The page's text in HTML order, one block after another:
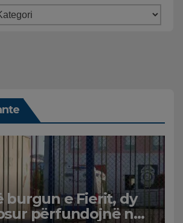
burgun e Fierit, dy
përfundojnë në